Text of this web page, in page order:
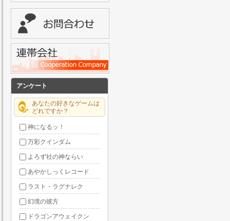
アンケート
あなたの好きなゲームは
どれですか？
神になるッ！
万彩クインダム
よろず社の神ならい
あやかしっくレコード
ラスト・ラグナレク
幻境の彼方
ドラゴンアウェイクン